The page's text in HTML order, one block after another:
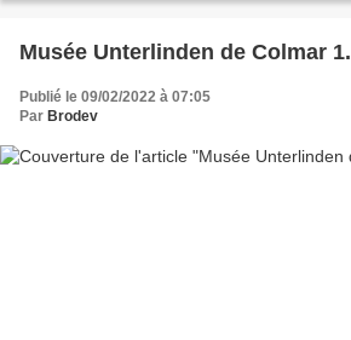
Musée Unterlinden de Colmar 1.
Publié le 09/02/2022 à 07:05
Par Brodev